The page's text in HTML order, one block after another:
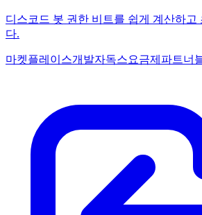
디스코드 봇 권한 비트를 쉽게 계산하고
다.
마켓플레이스개발자독스요금제 파트너